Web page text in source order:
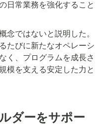
日常業務を強化すること
念ではないと説明した。
たびに新たなオペレーシ
く、プログラムを成長さ
模を支える安定した力と
ダーをサポー